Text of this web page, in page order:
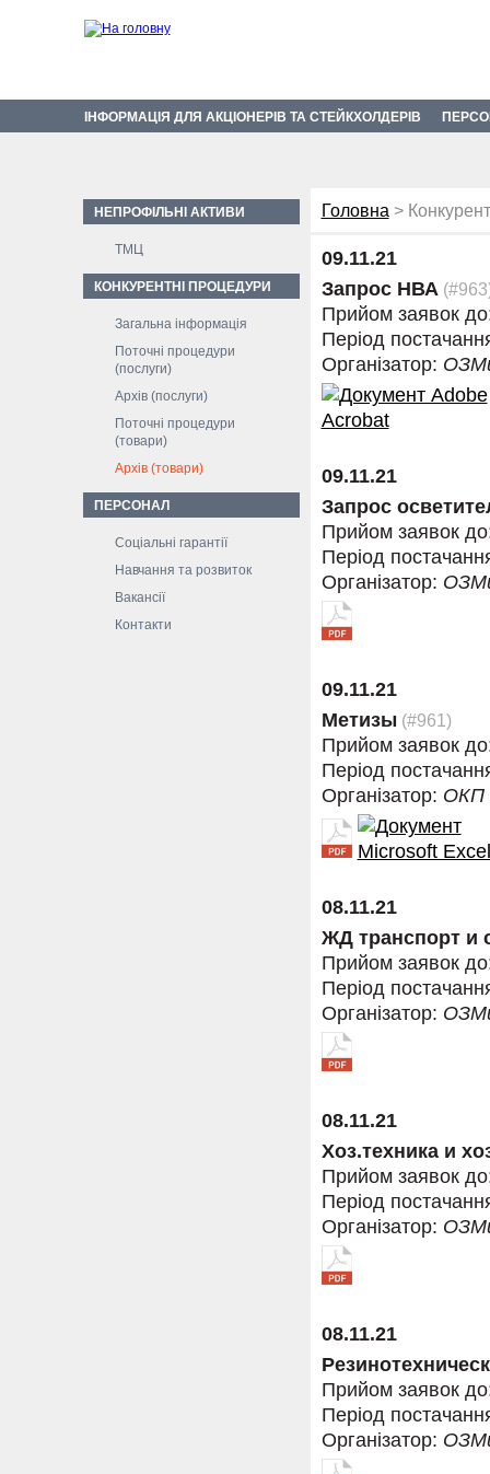
ІНФОРМАЦІЯ ДЛЯ АКЦІОНЕРІВ ТА СТЕЙКХОЛДЕРІВ
НЕПРОФІЛЬНІ АКТИВИ
ТМЦ
КОНКУРЕНТНІ ПРОЦЕДУРИ
Загальна інформація
Поточні процедури
(послуги)
Архів (послуги)
Поточні процедури
(товари)
Архів (товари)
ПЕРСОНАЛ
Соціальні гарантії
Навчання та розвиток
Вакансії
Контакти
Головна >
09.11.21
Запрос НВА
Прийом заявок
Період
Організатор:
09.11.21
Запрос
Прийом заявок
Період
Організатор:
09.11.21
Метизы(#961)
Прийом заявок
Період
Організатор: ОКП
08.11.21
ЖД транспорт и
Прийом заявок
Період
Організатор:
08.11.21
Хоз.техника и
Прийом заявок
Період
Організатор:
08.11.21
Прийом заявок
Період
Організатор: